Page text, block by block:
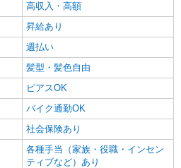
高収入・高額
昇給あり
週払い
髪型・髪色自由
ピアスOK
バイク通勤OK
社会保険あり
各種手当（家族・役職・インセン
ティブなど）あり